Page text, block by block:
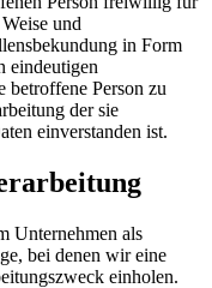
und
in Form
eindeutigen
betroffene Person zu
der sie
einverstanden ist.
Unternehmen als
bei denen wir eine
einholen.